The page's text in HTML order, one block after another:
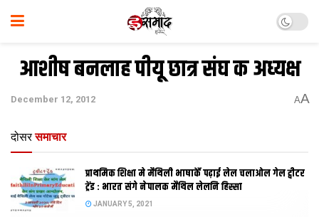
आशीष बनलाह पीयू छात्र संघ क अध्‍यक्ष
December 12, 2012 AA
दोसर समाचार
प्राथमिक शि‍क्षा मे मैथि‍ली भाषाकेँ पढ़ाई लेल चलाओल गेल ट्वीटर
ट्रेंड : भारत संगे नेपालक मैथिल लेलनि हिस्सा
JANUARY 5, 2021